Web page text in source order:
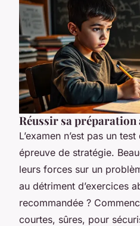
Réussir sa préparation
L’examen n’est pas un
épreuve de stratégie.
leurs forces sur un
au détriment d’exercices
recommandée ?
courtes, sûres, pour